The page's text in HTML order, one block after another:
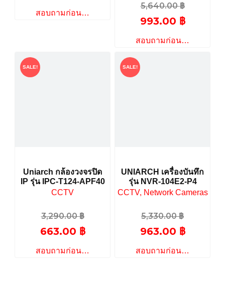
สอบถามก่อน…
5,640.00฿
993.00 ฿
สอบถามก่อน…
SALE!
Uniarch กล้องวงจรปิด
IP รุ่น IPC-T124-APF40
CCTV
3,290.00฿
663.00 ฿
สอบถามก่อน…
SALE!
UNIARCH เครื่องบันทึก
รุ่น NVR-104E2-P4
CCTV, Network Cameras
5,330.00฿
963.00 ฿
สอบถามก่อน…